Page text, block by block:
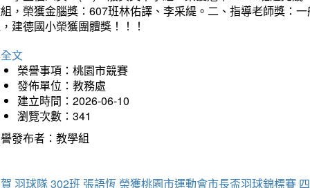
，榮獲金腦獎：607班林佑譯、李采緹。二、指導老師獎：
建德國小榮獲團體獎！！！
文
榮譽事項：桃園市競賽
發佈單位：教務處
建立時間：2026-06-10
瀏覽次數：341
發布者：教學組
羽球隊 302班 張語恆 榮獲桃園市運動會市長盃羽球錦標賽